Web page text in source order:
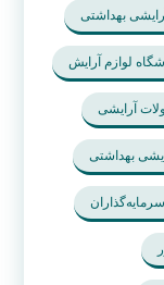
بهداشتی
لوازم آرایش
آرایشی
بهداشتی